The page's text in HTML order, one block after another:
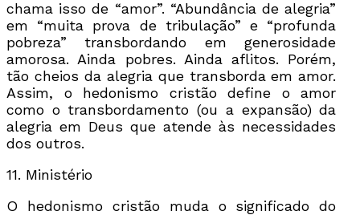
chama isso de “amor”. “Abundância de alegria”
em “muita prova de tribulação” e “profunda
pobreza” transbordando em generosidade
amorosa. Ainda pobres. Ainda aflitos. Porém,
tão cheios da alegria que transborda em amor.
Assim, o hedonismo cristão define o amor
como o transbordamento (ou a expansão) da
alegria em Deus que atende às necessidades
dos outros.
11. Ministério
O hedonismo cristão muda o significado do